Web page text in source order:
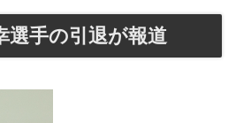
選手の引退が報道